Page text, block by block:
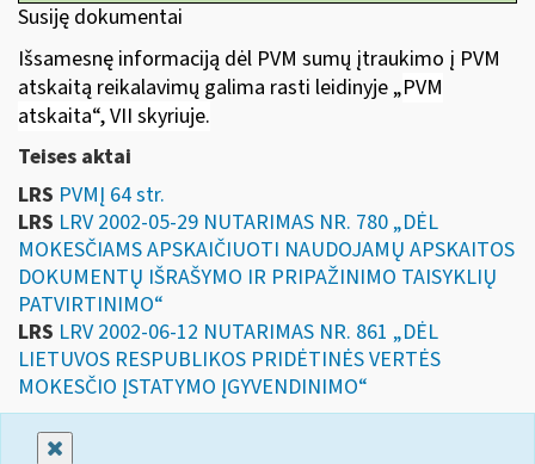
Susiję dokumentai
Išsamesnę informaciją dėl PVM sumų įtraukimo į PVM
atskaitą reikalavimų galima rasti leidinyje „PVM
atskaita“, VII skyriuje.
Teises aktai
LRS PVMĮ 64 str.
LRS LRV 2002-05-29 NUTARIMAS NR. 780 „DĖL
MOKESČIAMS APSKAIČIUOTI NAUDOJAMŲ APSKAITOS
DOKUMENTŲ IŠRAŠYMO IR PRIPAŽINIMO TAISYKLIŲ
PATVIRTINIMO“
LRS LRV 2002-06-12 NUTARIMAS NR. 861 „DĖL
LIETUVOS RESPUBLIKOS PRIDĖTINĖS VERTĖS
MOKESČIO ĮSTATYMO ĮGYVENDINIMO“